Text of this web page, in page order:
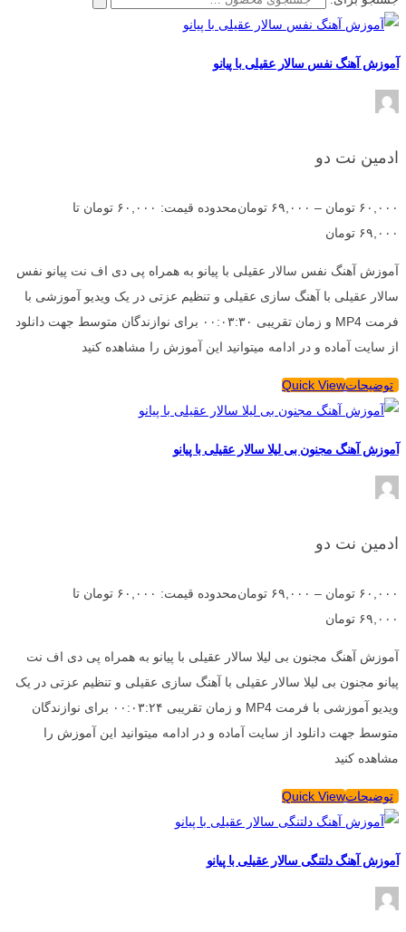
آموزش آهنگ نفس سالار عقیلی با پیانو
ادمین نت دو
۶۰,۰۰۰ تومان – ۶۹,۰۰۰ تومان
محدوده قیمت: ۶۰,۰۰۰ تومان تا
۶۹,۰۰۰ تومان
آموزش آهنگ نفس سالار عقیلی با پیانو به همراه پی دی اف نت پیانو نفس
سالار عقیلی با آهنگ سازی عقیلی و تنظیم عزتی در یک ویدیو آموزشی با
فرمت MP4 و زمان تقریبی ۰۰:۰۳:۳۰ برای نوازندگان متوسط جهت دانلود
از سایت آماده و در ادامه میتوانید این آموزش را مشاهده کنید
توضیحاتQuick View
آموزش آهنگ مجنون بی لیلا سالار عقیلی با پیانو
ادمین نت دو
۶۰,۰۰۰ تومان – ۶۹,۰۰۰ تومان
محدوده قیمت: ۶۰,۰۰۰ تومان تا
۶۹,۰۰۰ تومان
آموزش آهنگ مجنون بی لیلا سالار عقیلی با پیانو به همراه پی دی اف نت
پیانو مجنون بی لیلا سالار عقیلی با آهنگ سازی عقیلی و تنظیم عزتی در یک
ویدیو آموزشی با فرمت MP4 و زمان تقریبی ۰۰:۰۳:۲۴ برای نوازندگان
متوسط جهت دانلود از سایت آماده و در ادامه میتوانید این آموزش را
مشاهده کنید
توضیحاتQuick View
آموزش آهنگ دلتنگی سالار عقیلی با پیانو